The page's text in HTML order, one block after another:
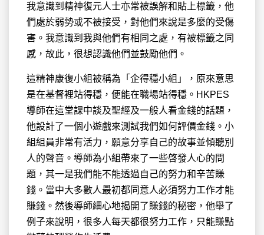
我意識到精神復元人士亦常被誤解和貼上標籤，他
們處於弱勢或不被接受，對他們來說是多麼的受傷
害。我意識到我與他們有相同之處，有被標籤之同
感，故此，很想認識他們並鼓勵他們。
這精神康復小組被稱為「企得穩小組」，原來意思
是在基督裡站得穩，便能在職場站得穩。HKPES
導師在這堂課中談及聖經及一般人看金錢的話題，
他設計了一個小遊戲來測試我們如何評價金錢。小
組組員非常有活力，願意分享自己的故事並傾聽別
人的聲音。導師為小組帶來了一些啓發人心的問
題，其一是我們能不能透過自己的努力和辛苦賺
錢。當中大多數人最初都同意人必須努力工作才能
賺錢。然後導師細心地揭開了賺錢的秘密，他舉了
例子來說明，很多人每天都很努力工作，只能賺點